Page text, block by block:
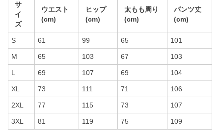
サ
イ
ズ
ウエスト
(cm)
ヒップ
(cm)
太もも周り
(cm)
パンツ丈
(cm)
S 61 99 65 101
M 65 103 67 103
L 69 107 69 104
XL 73 111 71 106
2XL 77 115 73 107
3XL 81 119 75 109